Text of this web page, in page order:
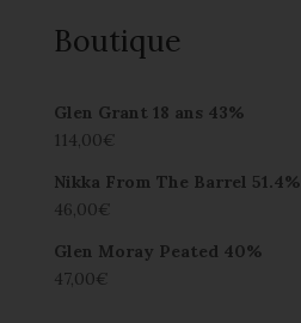
Boutique
Glen Grant 18 ans 43%
114,00€
Nikka From The Barrel 51.4%
46,00€
Glen Moray Peated 40%
47,00€